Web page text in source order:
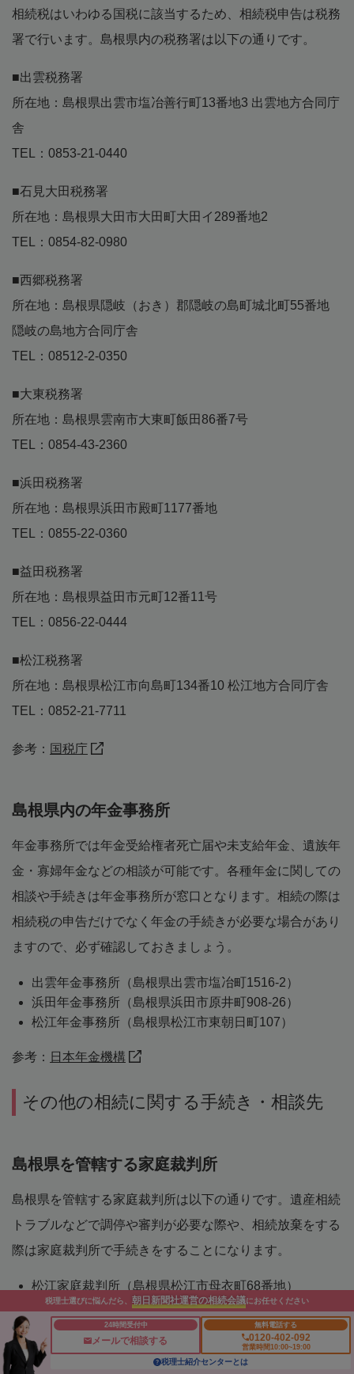
相続税はいわゆる国税に該当するため、相続税申告は税務
署で行います。島根県内の税務署は以下の通りです。
■出雲税務署
所在地：島根県出雲市塩冶善行町13番地3 出雲地方合同庁
舎
TEL：0853-21-0440
■石見大田税務署
所在地：島根県大田市大田町大田イ289番地2
TEL：0854-82-0980
■西郷税務署
所在地：島根県隠岐（おき）郡隠岐の島町城北町55番地
隠岐の島地方合同庁舎
TEL：08512-2-0350
■大東税務署
所在地：島根県雲南市大東町飯田86番7号
TEL：0854-43-2360
■浜田税務署
所在地：島根県浜田市殿町1177番地
TEL：0855-22-0360
■益田税務署
所在地：島根県益田市元町12番11号
TEL：0856-22-0444
■松江税務署
所在地：島根県松江市向島町134番10 松江地方合同庁舎
TEL：0852-21-7711
参考： 国税庁
島根県内の年金事務所
年金事務所では年金受給権者死亡届や未支給年金、遺族年
金・寡婦年金などの相談が可能です。各種年金に関しての
相談や手続きは年金事務所が窓口となります。相続の際は
相続税の申告だけでなく年金の手続きが必要な場合があり
ますので、必ず確認しておきましょう。
出雲年金事務所（島根県出雲市塩冶町1516-2）
浜田年金事務所（島根県浜田市原井町908-26）
松江年金事務所（島根県松江市東朝日町107）
参考： 日本年金機構
その他の相続に関する手続き・相談先
島根県を管轄する家庭裁判所
島根県を管轄する家庭裁判所は以下の通りです。遺産相続
トラブルなどで調停や審判が必要な際や、相続放棄をする
際は家庭裁判所で手続きをすることになります。
松江家庭裁判所（島根県松江市母衣町68番地）
松江家庭裁判所 出雲支部（島根県出雲市今市町797
番地2）
松江家庭裁判所 浜田支部（島根県浜田市殿町980番
地）
税理士選びに悩んだら、 朝日新聞社運営の相続会議にお任せください
24時間受付中
メールで相談する
無料電話する
0120-402-092
営業時間10:00~19:00
税理士紹介センターとは